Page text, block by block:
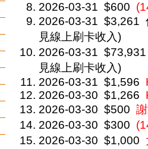
2026-03-31 $600
2026-03-31 $3,261
見線上刷卡收入)
2026-03-31 $73,931
見線上刷卡收入)
2026-03-31 $1,596
2026-03-30 $1,266
2026-03-30 $500
2026-03-30 $300
2026-03-30 $1,000